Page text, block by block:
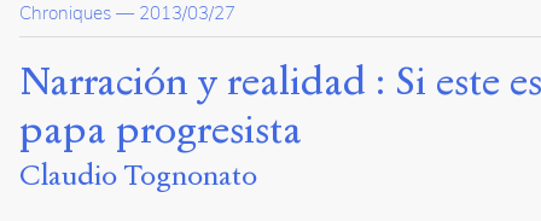
Narración
y
realidad
:
este
es
un
Chroniques — 2013/03/27
Narración y realidad : Si este
papa progresista
Claudio Tognonato